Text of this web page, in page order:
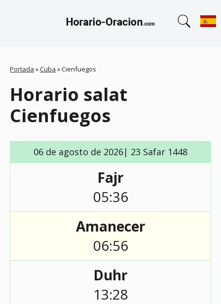
Portada »Cuba »Cienfuegos
Horario salat
Cienfuegos
06 de agosto de 2026| 23 Safar 1448
Fajr
05:36
Amanecer
06:56
Duhr
13:28